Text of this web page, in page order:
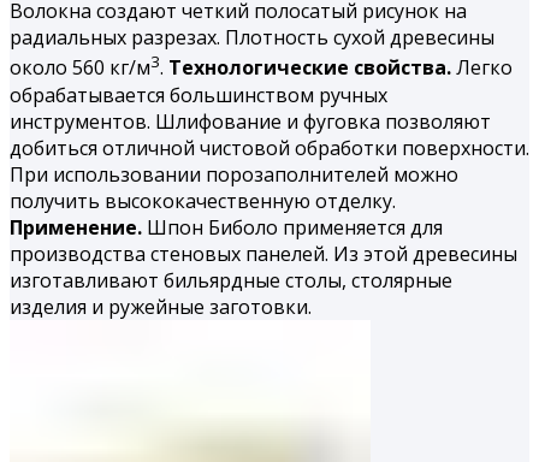
Волокна создают четкий полосатый рисунок на
радиальных разрезах. Плотность сухой древесины
около 560 кг/м3. Технологические свойства.Легко
обрабатывается большинством ручных
инструментов. Шлифование и фуговка позволяют
добиться отличной чистовой обработки поверхности.
При использовании порозаполнителей можно
получить высококачественную отделку.
Применение. Шпон Биболо применяется для
производства стеновых панелей. Из этой древесины
изготавливают бильярдные столы, столярные
изделия и ружейные заготовки.